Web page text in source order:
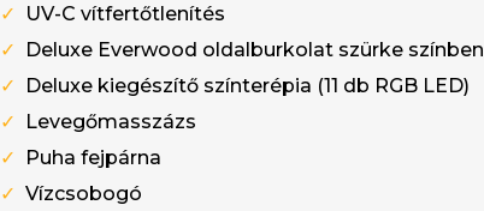
✓
UV-C vítfertőtlenítés
✓
Deluxe Everwood oldalburkolat szürke színben
✓
Deluxe kiegészítő színterépia (11 db RGB LED)
✓
Levegőmasszázs
✓
Puha fejpárna
✓ Vízcsobogó